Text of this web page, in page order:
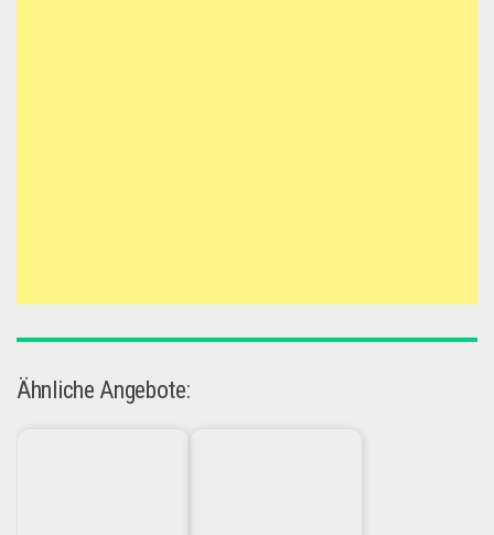
Ähnliche Angebote: